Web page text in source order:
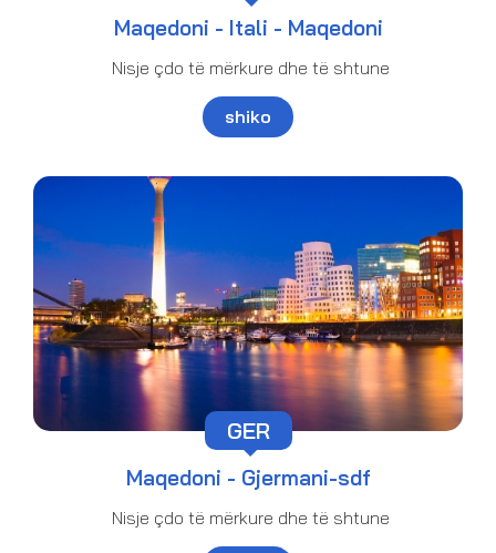
Maqedoni - Itali - Maqedoni
Nisje çdo të mërkure dhe të shtune
shiko
GER
Maqedoni - Gjermani-sdf
Nisje çdo të mërkure dhe të shtune